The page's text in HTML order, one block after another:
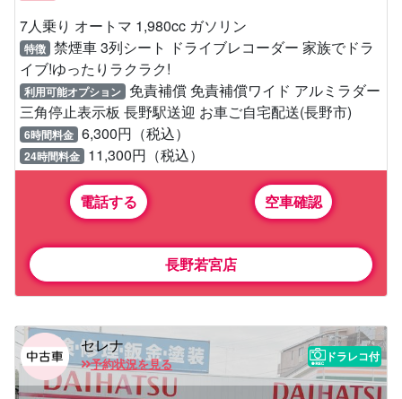
7人乗り オートマ 1,980cc ガソリン
特徴 禁煙車 3列シート ドライブレコーダー 家族でドラ
イブ!ゆったりラクラク!
利用可能オプション 免責補償 免責補償ワイド アルミラダー
三角停止表示板 長野駅送迎 お車ご自宅配送(長野市)
6時間料金 6,300円（税込）
24時間料金 11,300円（税込）
電話する 空車確認
長野若宮店
セレナ
予約状況を見る
ドラレコ付